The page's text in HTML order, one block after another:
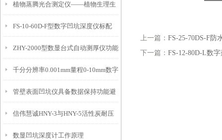
便携式检测工具
植物蒸腾光合测定仪——植物生理生
态的实时监测设备
FS-10-60D-F型数字凹坑深度仪标配
IP54级表头分辨率0.01mm量程
10mm！
ZHY-2000型数显台式自动测厚仪功能
特点
千分分辨率0.001mm量程0-10mm数字
埋头度仪技术参数！
管壁表面凹坑仪具备数据保持功能避
免测试过程中测针移动导致数据变动
信伟慧诚HNY-3与HNY-5活性炭耐压
强度测定仪技术参数！
数显凹坑深度计工作原理
上一篇： FS-25-70DS-F防
下一篇： FS-12-80D-L数